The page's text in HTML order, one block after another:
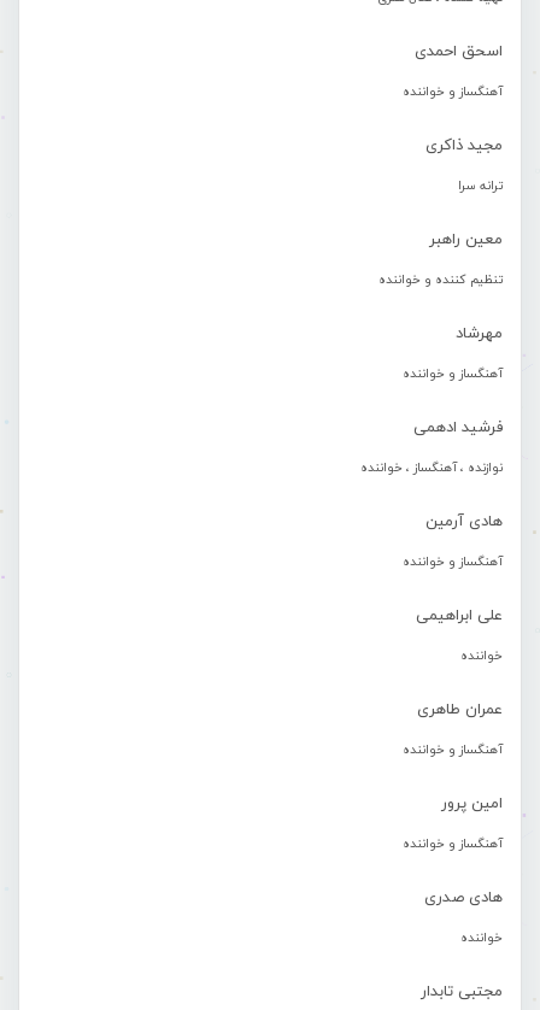
اسحق احمدی
آهنگساز و خواننده
مجید ذاکری
ترانه سرا
معین راهبر
تنظیم کننده و خواننده
مهرشاد
آهنگساز و خواننده
فرشید ادهمی
نوازنده ، آهنگساز ، خواننده
هادی آرمین
آهنگساز و خواننده
علی ابراهیمی
خواننده
عمران طاهری
آهنگساز و خواننده
امین پرور
آهنگساز و خواننده
هادی صدری
خواننده
مجتبی تابدار